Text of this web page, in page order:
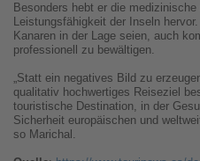
Besonders hebt er die
Leistungsfähigkeit der Inseln
Kanaren in der Lage seien, auch
professionell zu bewältigen.
„Statt ein negatives Bild zu
qualitativ hochwertiges Reiseziel
touristische Destination, in der
Sicherheit europäischen und
so Marichal.